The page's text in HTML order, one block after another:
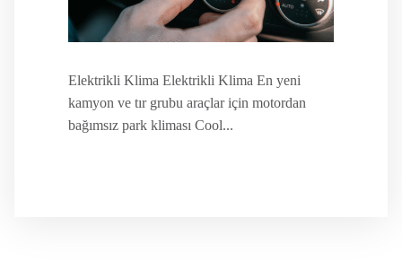
Elektrikli Klima Elektrikli Klima En yeni
kamyon ve tır grubu araçlar için motordan
bağımsız park kliması Cool...